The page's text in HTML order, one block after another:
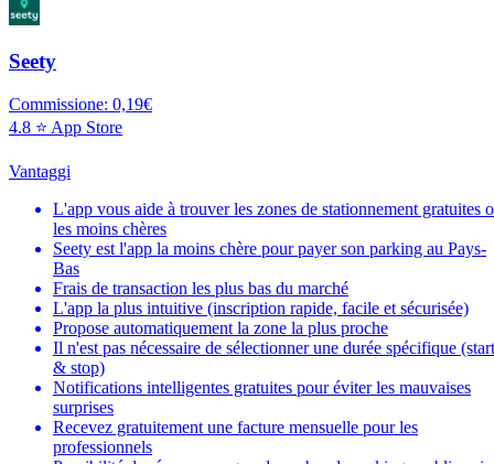
Seety
Commissione: 0,19€
4.8 ⭐ App Store
Vantaggi
L'app vous aide à trouver les zones de stationnement gratuites
les moins chères
Seety est l'app la moins chère pour payer son parking au Pays-
Bas
Frais de transaction les plus bas du marché
L'app la plus intuitive (inscription rapide, facile et sécurisée)
Propose automatiquement la zone la plus proche
Il n'est pas nécessaire de sélectionner une durée spécifique (start
& stop)
Notifications intelligentes gratuites pour éviter les mauvaises
surprises
Recevez gratuitement une facture mensuelle pour les
professionnels